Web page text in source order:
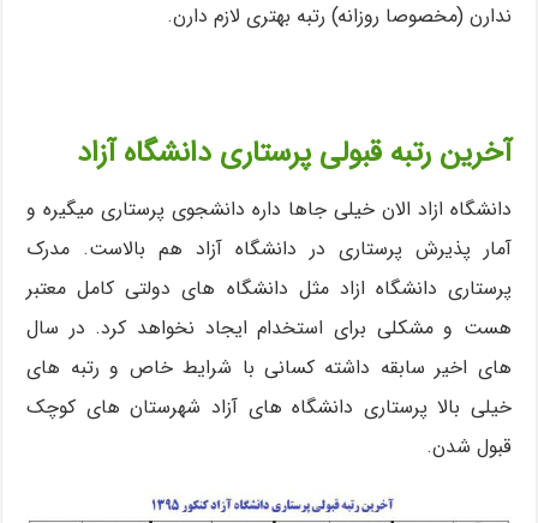
ندارن (مخصوصا روزانه) رتبه بهتری لازم دارن.
آخرین رتبه قبولی پرستاری دانشگاه آزاد
دانشگاه ازاد الان خیلی جاها داره دانشجوی پرستاری میگیره و
آمار پذیرش پرستاری در دانشگاه آزاد هم بالاست. مدرک
پرستاری دانشگاه ازاد مثل دانشگاه های دولتی کامل معتبر
هست و مشکلی برای استخدام ایجاد نخواهد کرد. در سال
های اخیر سابقه داشته کسانی با شرایط خاص و رتبه های
خیلی بالا پرستاری دانشگاه های آزاد شهرستان های کوچک
قبول شدن.